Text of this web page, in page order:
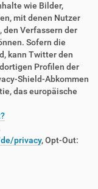
wie Bilder,
mit denen Nutzer
Verfassern der
Sofern die
kann Twitter den
Profilen der
Shield-Abkommen
das europäische
privacy, Opt-Out: